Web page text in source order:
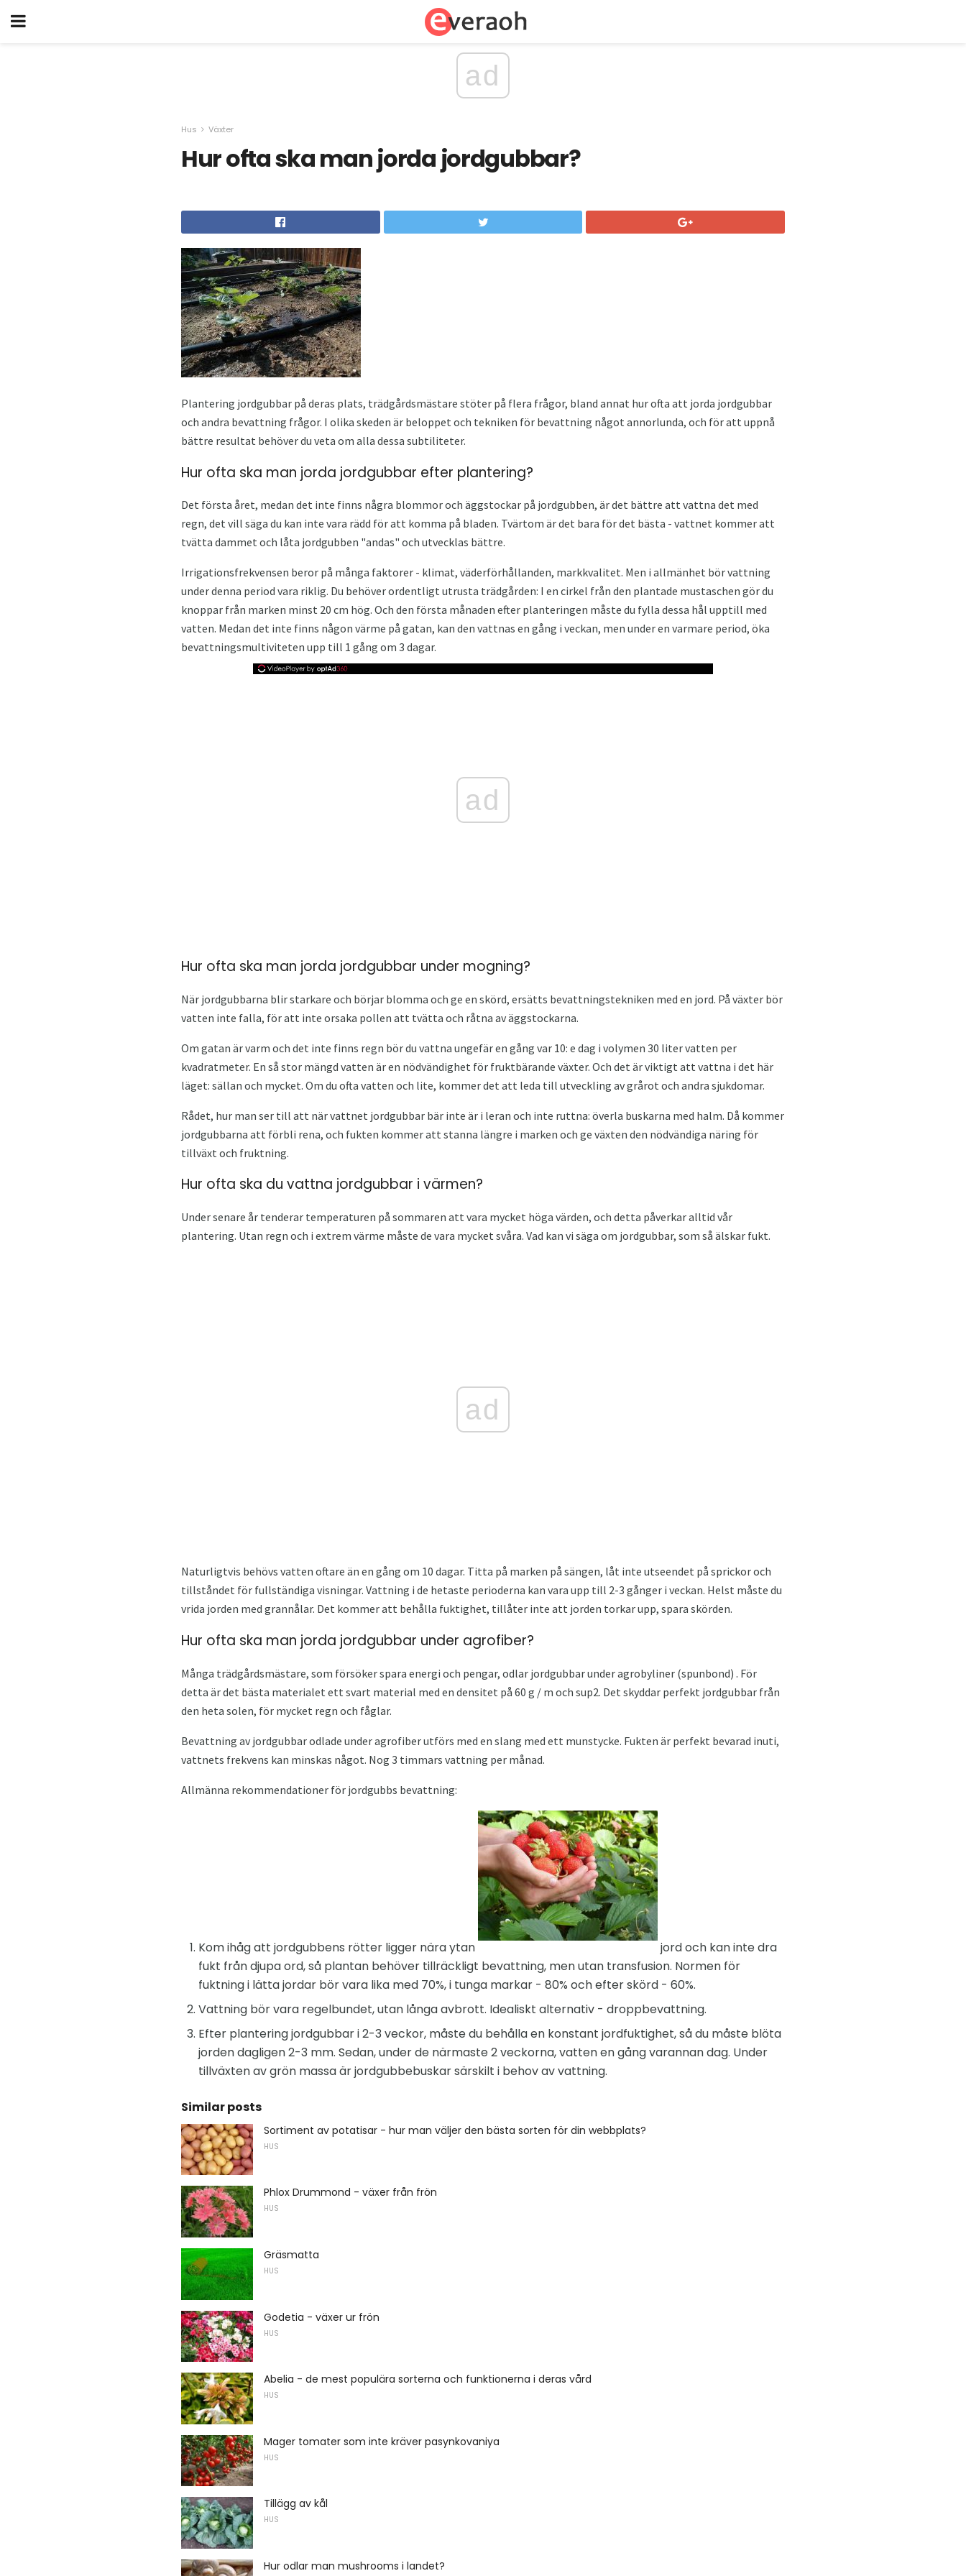
ad
Hus Växter
Hur ofta ska man jorda jordgubbar?
Plantering jordgubbar på deras plats, trädgårdsmästare stöter på flera frågor, bland annat hur ofta att jorda jordgubbar
och andra bevattning frågor. I olika skeden är beloppet och tekniken för bevattning något annorlunda, och för att uppnå
bättre resultat behöver du veta om alla dessa subtiliteter.
Hur ofta ska man jorda jordgubbar efter plantering?
Det första året, medan det inte finns några blommor och äggstockar på jordgubben, är det bättre att vattna det med
regn, det vill säga du kan inte vara rädd för att komma på bladen. Tvärtom är det bara för det bästa - vattnet kommer att
tvätta dammet och låta jordgubben "andas" och utvecklas bättre.
Irrigationsfrekvensen beror på många faktorer - klimat, väderförhållanden, markkvalitet. Men i allmänhet bör vattning
under denna period vara riklig. Du behöver ordentligt utrusta trädgården: I en cirkel från den plantade mustaschen gör du
knoppar från marken minst 20 cm hög. Och den första månaden efter planteringen måste du fylla dessa hål upptill med
vatten. Medan det inte finns någon värme på gatan, kan den vattnas en gång i veckan, men under en varmare period, öka
bevattningsmultiviteten upp till 1 gång om 3 dagar.
ad
Hur ofta ska man jorda jordgubbar under mogning?
När jordgubbarna blir starkare och börjar blomma och ge en skörd, ersätts bevattningstekniken med en jord. På växter bör
vatten inte falla, för att inte orsaka pollen att tvätta och råtna av äggstockarna.
Om gatan är varm och det inte finns regn bör du vattna ungefär en gång var 10: e dag i volymen 30 liter vatten per
kvadratmeter. En så stor mängd vatten är en nödvändighet för fruktbärande växter. Och det är viktigt att vattna i det här
läget: sällan och mycket. Om du ofta vatten och lite, kommer det att leda till utveckling av grårot och andra sjukdomar.
Rådet, hur man ser till att när vattnet jordgubbar bär inte är i leran och inte ruttna: överla buskarna med halm. Då kommer
jordgubbarna att förbli rena, och fukten kommer att stanna längre i marken och ge växten den nödvändiga näring för
tillväxt och fruktning.
Hur ofta ska du vattna jordgubbar i värmen?
Under senare år tenderar temperaturen på sommaren att vara mycket höga värden, och detta påverkar alltid vår
plantering. Utan regn och i extrem värme måste de vara mycket svåra. Vad kan vi säga om jordgubbar, som så älskar fukt.
ad
Naturligtvis behövs vatten oftare än en gång om 10 dagar. Titta på marken på sängen, låt inte utseendet på sprickor och
tillståndet för fullständiga visningar. Vattning i de hetaste perioderna kan vara upp till 2-3 gånger i veckan. Helst måste du
vrida jorden med grannålar. Det kommer att behålla fuktighet, tillåter inte att jorden torkar upp, spara skörden.
Hur ofta ska man jorda jordgubbar under agrofiber?
Många trädgårdsmästare, som försöker spara energi och pengar, odlar jordgubbar under agrobyliner (spunbond) . För
detta är det bästa materialet ett svart material med en densitet på 60 g / m och sup2. Det skyddar perfekt jordgubbar från
den heta solen, för mycket regn och fåglar.
Bevattning av jordgubbar odlade under agrofiber utförs med en slang med ett munstycke. Fukten är perfekt bevarad inuti,
vattnets frekvens kan minskas något. Nog 3 timmars vattning per månad.
Allmänna rekommendationer för jordgubbs bevattning:
Kom ihåg att jordgubbens rötter ligger nära ytan
jord och kan inte dra
fukt från djupa ord, så plantan behöver tillräckligt bevattning, men utan transfusion. Normen för
fuktning i lätta jordar bör vara lika med 70%, i tunga markar - 80% och efter skörd - 60%.
Vattning bör vara regelbundet, utan långa avbrott. Idealiskt alternativ - droppbevattning.
Efter plantering jordgubbar i 2-3 veckor, måste du behålla en konstant jordfuktighet, så du måste blöta
jorden dagligen 2-3 mm. Sedan, under de närmaste 2 veckorna, vatten en gång varannan dag. Under
tillväxten av grön massa är jordgubbebuskar särskilt i behov av vattning.
Similar posts
Sortiment av potatisar - hur man väljer den bästa sorten för din webbplats?
HUS
Phlox Drummond - växer från frön
HUS
Gräsmatta
HUS
Godetia - växer ur frön
HUS
Abelia - de mest populära sorterna och funktionerna i deras vård
HUS
Mager tomater som inte kräver pasynkovaniya
HUS
Tillägg av kål
HUS
Hur odlar man mushrooms i landet?